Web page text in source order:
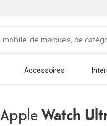
Accessoires
AppleWatch